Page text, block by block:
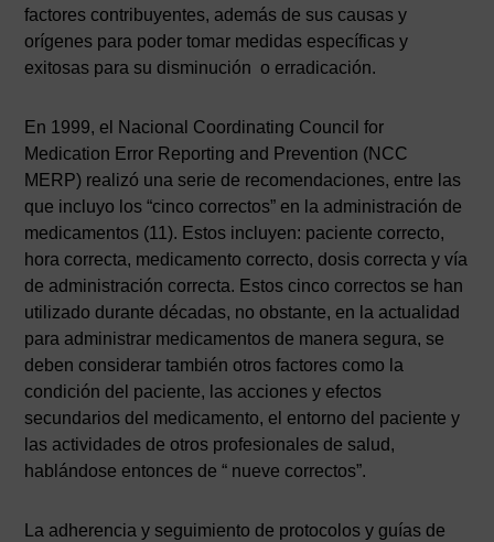
factores contribuyentes, además de sus causas y
orígenes para poder tomar medidas específicas y
exitosas para su disminución o erradicación.
En 1999, el Nacional Coordinating Council for
Medication Error Reporting and Prevention (NCC
MERP) realizó una serie de recomendaciones, entre las
que incluyo los “cinco correctos” en la administración de
medicamentos (11). Estos incluyen: paciente correcto,
hora correcta, medicamento correcto, dosis correcta y vía
de administración correcta. Estos cinco correctos se han
utilizado durante décadas, no obstante, en la actualidad
para administrar medicamentos de manera segura, se
deben considerar también otros factores como la
condición del paciente, las acciones y efectos
secundarios del medicamento, el entorno del paciente y
las actividades de otros profesionales de salud,
hablándose entonces de “ nueve correctos”.
La adherencia y seguimiento de protocolos y guías de